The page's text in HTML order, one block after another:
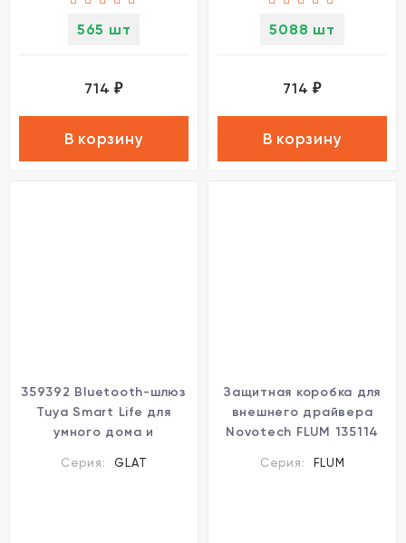
565 шт
714 ₽
В корзину
5088 шт
714 ₽
В корзину
359392 Bluetooth-шлюз
Tuya Smart Life для
умного дома и
голосовыми
Серия: GLAT
Защитная коробка для
внешнего драйвера
Novotech FLUM 135114
Серия: FLUM